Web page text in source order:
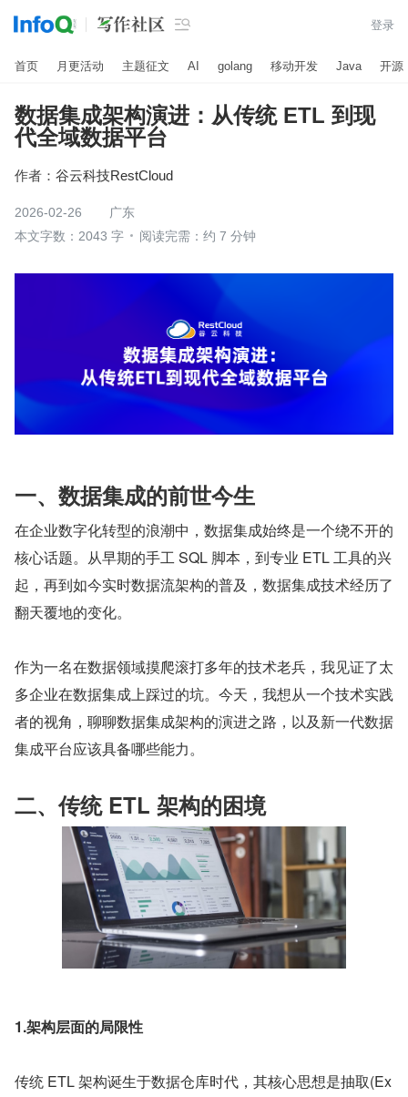
 登录
首页 月更活动 主题征文 AI golang 移动开发 Java 开源
数据集成架构演进：从传统 ETL 到现
代全域数据平台
作者： 谷云科技RestCloud
2026-02-26
广东
本文字数：2043 字
阅读完需：约 7 分钟
一、数据集成的前世今生
在企业数字化转型的浪潮中，数据集成始终是一个绕不开的
核心话题。从早期的手工 SQL 脚本，到专业 ETL 工具的兴
起，再到如今实时数据流架构的普及，数据集成技术经历了
翻天覆地的变化。
作为一名在数据领域摸爬滚打多年的技术老兵，我见证了太
多企业在数据集成上踩过的坑。今天，我想从一个技术实践
者的视角，聊聊数据集成架构的演进之路，以及新一代数据
集成平台应该具备哪些能力。
二、传统 ETL 架构的困境
1.架构层面的局限性
传统 ETL 架构诞生于数据仓库时代，其核心思想是抽取(Ex